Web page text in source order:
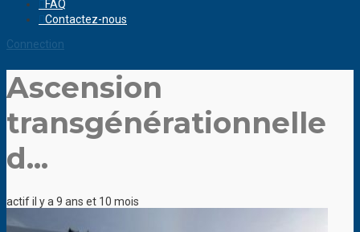
FAQ
Contactez-nous
Connection
Ascension
transgénérationnelle
d...
actif il y a 9 ans et 10 mois